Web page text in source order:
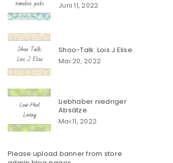
Juni 11, 2022
Shoo-Talk: Lois J Elise
Mai 20, 2022
Liebhaber niedriger
Absätze
Mai 11, 2022
Please upload banner from store